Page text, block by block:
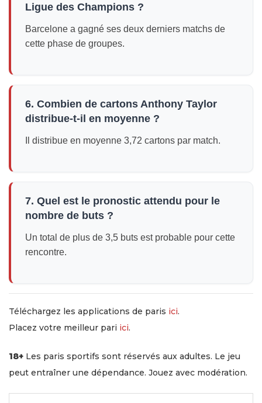
Ligue des Champions ?
Barcelone a gagné ses deux derniers matchs de
cette phase de groupes.
6. Combien de cartons Anthony Taylor
distribue-t-il en moyenne ?
Il distribue en moyenne 3,72 cartons par match.
7. Quel est le pronostic attendu pour le
nombre de buts ?
Un total de plus de 3,5 buts est probable pour cette
rencontre.
Téléchargez les applications de paris ici.
Placez votre meilleur pari ici.
18+ Les paris sportifs sont réservés aux adultes. Le jeu
peut entraîner une dépendance. Jouez avec modération.